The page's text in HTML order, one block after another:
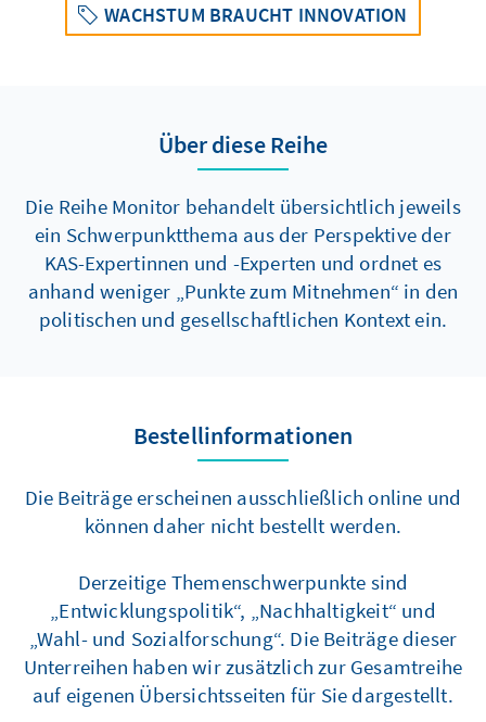
WACHSTUM BRAUCHT INNOVATION
Über diese Reihe
Die Reihe Monitor behandelt übersichtlich jeweils
ein Schwerpunktthema aus der Perspektive der
KAS-Expertinnen und -Experten und ordnet es
anhand weniger „Punkte zum Mitnehmen“ in den
politischen und gesellschaftlichen Kontext ein.
Bestellinformationen
Die Beiträge erscheinen ausschließlich online und
können daher nicht bestellt werden.
Derzeitige Themenschwerpunkte sind
„Entwicklungspolitik“, „Nachhaltigkeit“ und
„Wahl- und Sozialforschung“. Die Beiträge dieser
Unterreihen haben wir zusätzlich zur Gesamtreihe
auf eigenen Übersichtsseiten für Sie dargestellt.